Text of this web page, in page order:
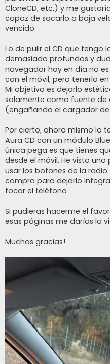
CloneCD, etc.) y me
capaz de sacarlo a baja
vencido.
Lo de pulir el CD que tengo
demasiado profundos y
navegador hoy en día no
con el móvil, pero tenerlo
Mi objetivo es dejarlo
solamente como fuente de
(engañando el cargador de
Por cierto, ahora mismo lo
Aura CD con un módulo
única pega es que tienes
desde el móvil. He visto
usar los botones de la
compra para dejarlo
tocar el teléfono.
Si pudieras hacerme el
esas páginas me darías la
Muchas gracias!